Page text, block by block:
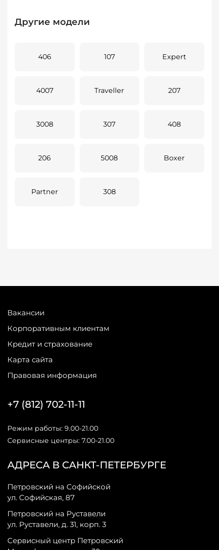
Другие модели
406 107 Expert
4007 Traveller 207
3008 307 408
206 5008 Boxer
Partner 308
Вакансии
Корпоративным клиентам
Кредит и страхование
Карта сайта
Правовая информация
АДРЕСА В САНКТ-ПЕТЕРБУРГЕ
Петровский на Софийской
ул. Софийская, 87
Петровский на Руставели
ул. Руставели, д. 31, корп. 3
Сервисный центр Петровский
+7 (812) 702-11-11
Режим работы: 9.00-21.00
Сервисные центры: 7.00-21.00